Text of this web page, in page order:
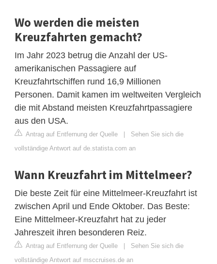
Wo werden die meisten
Kreuzfahrten gemacht?
Im Jahr 2023 betrug die Anzahl der US-
amerikanischen Passagiere auf
Kreuzfahrtschiffen rund 16,9 Millionen
Personen. Damit kamen im weltweiten Vergleich
die mit Abstand meisten Kreuzfahrtpassagiere
aus den USA.
Antrag auf Entfernung der Quelle | Sehen Sie sich die
vollständige Antwort auf de.statista.com an
Wann Kreuzfahrt im Mittelmeer?
Die beste Zeit für eine Mittelmeer-Kreuzfahrt ist
zwischen April und Ende Oktober. Das Beste:
Eine Mittelmeer-Kreuzfahrt hat zu jeder
Jahreszeit ihren besonderen Reiz.
Antrag auf Entfernung der Quelle | Sehen Sie sich die
vollständige Antwort auf msccruises.de an